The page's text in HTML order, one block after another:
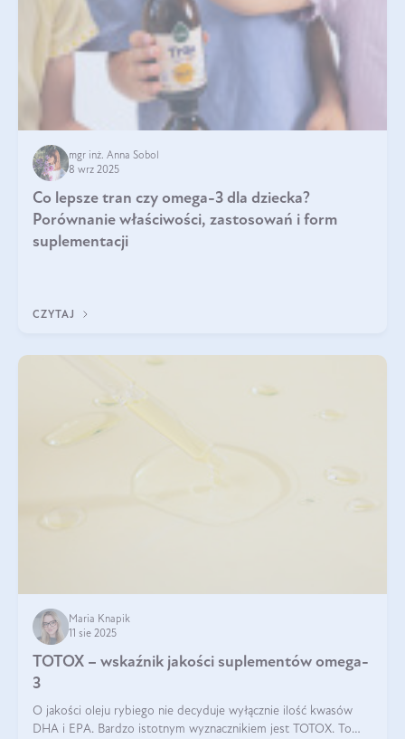
mgr inż. Anna Sobol
8 wrz 2025
Co lepsze tran czy omega-3 dla dziecka?
Porównanie właściwości, zastosowań i form
suplementacji
CZYTAJ
Maria Knapik
11 sie 2025
TOTOX – wskaźnik jakości suplementów omega-
3
O jakości oleju rybiego nie decyduje wyłącznie ilość kwasów
DHA i EPA. Bardzo istotnym wyznacznikiem jest TOTOX. To